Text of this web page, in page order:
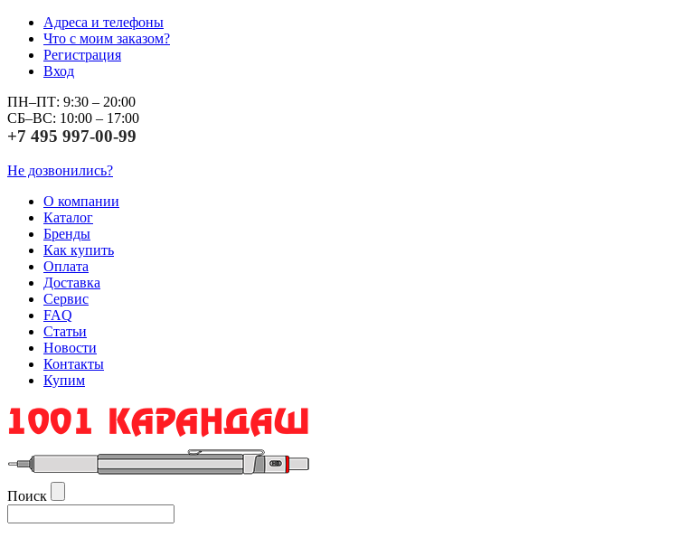
Адреса и телефоны
Что с моим заказом?
Регистрация
Вход
ПН–ПТ: 9:30 – 20:00
СБ–ВС: 10:00 – 17:00
+7 495 997-00-99
Не дозвонились?
О компании
Каталог
Бренды
Как купить
Оплата
Доставка
Сервис
FAQ
Статьи
Новости
Контакты
Купим
Поиск